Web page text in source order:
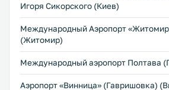
Игоря Сикорского (Киев)
Международный Аэропорт
(Житомир)
Международный аэропорт Полтава
Аэропорт «Винница» (Гавришовка)